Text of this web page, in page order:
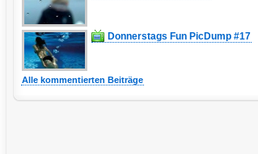
Donnerstags Fun PicDump #17
Alle kommentierten Beiträge